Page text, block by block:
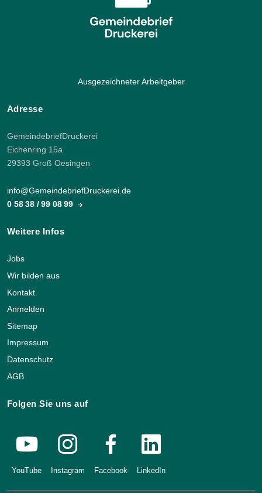
Ausgezeichneter Arbeitgeber
Adresse
GemeindebriefDruckerei
Eichenring 15a
29393 Groß Oesingen
info@GemeindebriefDruckerei.de
0 58 38 / 99 08 99
Weitere Infos
Jobs
Wir bilden aus
Kontakt
Anmelden
Sitemap
Impressum
Datenschutz
AGB
Folgen Sie uns auf
YouTube Instagram Facebook LinkedIn